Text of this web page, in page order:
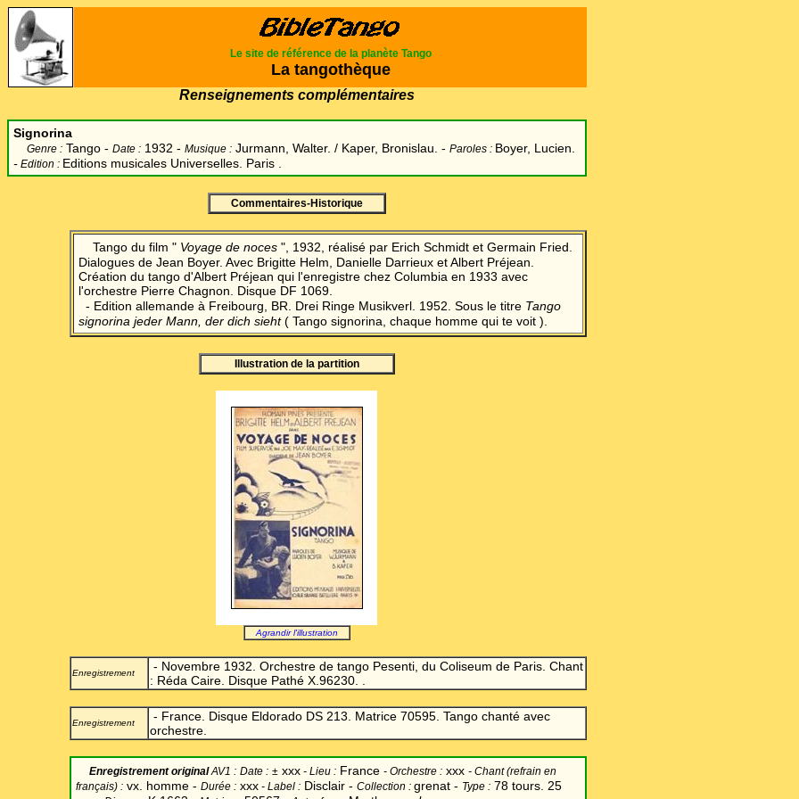
Le site de référence de la planète Tango
La tangothèque
Renseignements complémentaires
Signorina
Genre : Tango - Date : 1932 - Musique : Jurmann, Walter. / Kaper, Bronislau. - Paroles : Boyer, Lucien.
- Edition : Editions musicales Universelles. Paris .
Commentaires-Historique
Tango du film " Voyage de noces ", 1932, réalisé par Erich Schmidt et Germain Fried.
Dialogues de Jean Boyer. Avec Brigitte Helm, Danielle Darrieux et Albert Préjean.
Création du tango d'Albert Préjean qui l'enregistre chez Columbia en 1933 avec
l'orchestre Pierre Chagnon. Disque DF 1069.
- Edition allemande à Freibourg, BR. Drei Ringe Musikverl. 1952. Sous le titre Tango
signorina jeder Mann, der dich sieht( Tango signorina, chaque homme qui te voit ).
Illustration de la partition
Agrandir l'illustration
Enregistrement
- Novembre 1932. Orchestre de tango Pesenti, du Coliseum de Paris. Chant
: Réda Caire. Disque Pathé X.96230. .
Enregistrement
- France. Disque Eldorado DS 213. Matrice 70595. Tango chanté avec
orchestre.
Enregistrement originalAV1 : Date : ± xxx - Lieu : France - Orchestre : xxx - Chant(refrain en
français) : vx. homme - Durée : xxx - Label : Disclair - Collection : grenat - Type : 78 tours. 25